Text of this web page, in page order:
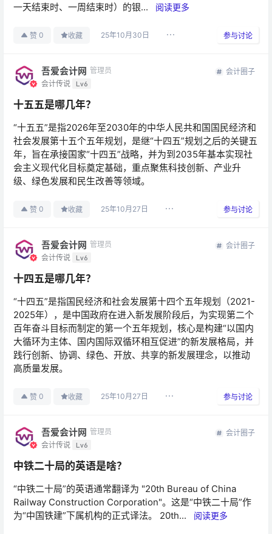
一天结束时、一周结束时）的银...
阅读更多
赞 0 收藏 25年10月30日 参与讨论
吾爱会计网 管理员
会计传说
Lv6
会计圈子
十五五是哪几年？
“十五五”是指2026年至2030年的中华人民共和国国民经济和
社会发展第十五个五年规划，是继“十四五”规划之后的关键五
年，旨在承接国家“十四五”战略，并为到2035年基本实现社
会主义现代化目标奠定基础，重点聚焦科技创新、产业升
级、绿色发展和民生改善等领域。
赞 0 收藏 25年10月27日 参与讨论
吾爱会计网 管理员
会计传说
Lv6
会计圈子
十四五是哪几年？
“十四五”是指国民经济和社会发展第十四个五年规划（2021-
2025年），是中国政府在进入新发展阶段后，为实现第二个
百年奋斗目标而制定的第一个五年规划，核心是构建“以国内
大循环为主体、国内国际双循环相互促进”的新发展格局，并
践行创新、协调、绿色、开放、共享的新发展理念，以推动
高质量发展。
赞 0 收藏 25年10月27日 参与讨论
吾爱会计网 管理员
会计传说
Lv6
会计圈子
中铁二十局的英语是啥？
“中铁二十局”的英语通常翻译为 "20th Bureau of China
Railway Construction Corporation"。这是“中铁二十局”作
为“中国铁建”下属机构的正式译法。 20th...
阅读更多